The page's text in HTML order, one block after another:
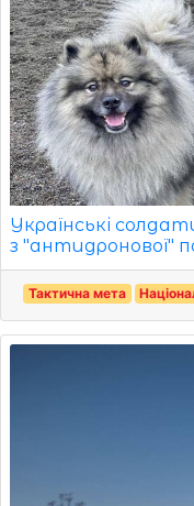
Українські
з "антидронової"
Тактична мета